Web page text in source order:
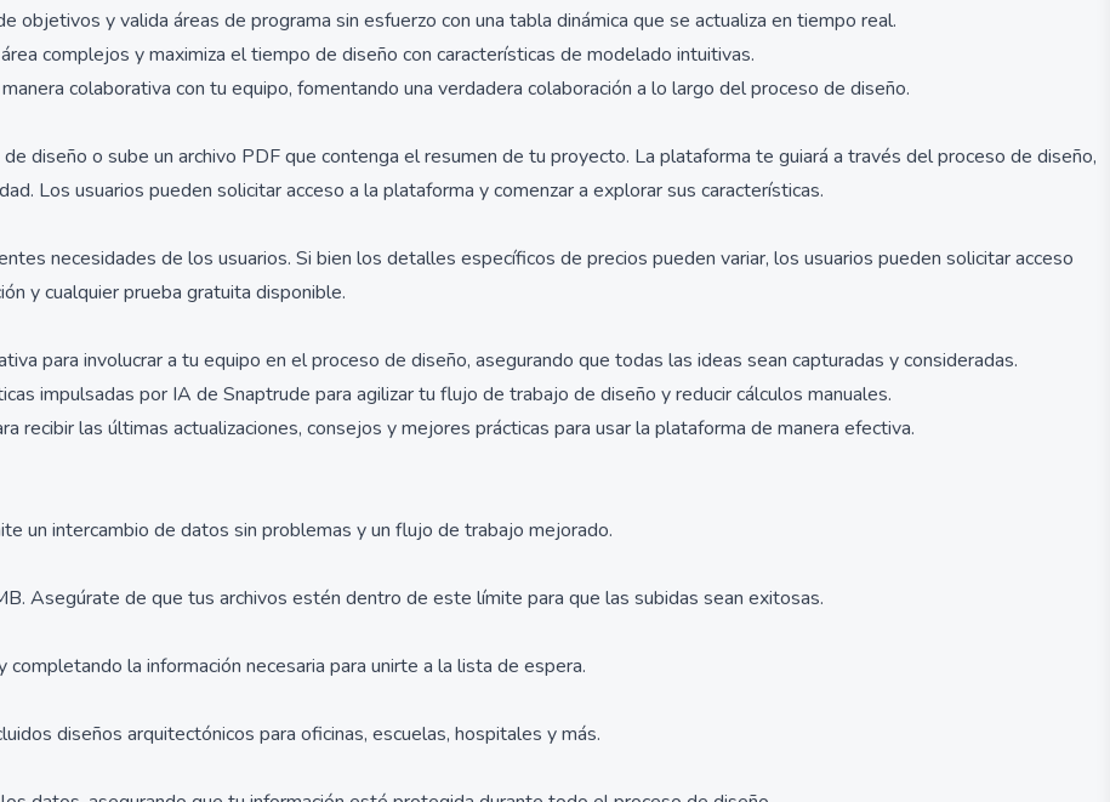
objetivos y valida áreas de programa sin esfuerzo con una tabla dinámica que se actualiza en tiempo real.
complejos y maximiza el tiempo de diseño con características de modelado intuitivas.
colaborativa con tu equipo, fomentando una verdadera colaboración a lo largo del proceso de diseño.
diseño o sube un archivo PDF que contenga el resumen de tu proyecto. La plataforma te guiará a través del proceso de diseño,
Los usuarios pueden solicitar acceso a la plataforma y comenzar a explorar sus características.
necesidades de los usuarios. Si bien los detalles específicos de precios pueden variar, los usuarios pueden solicitar acceso
y cualquier prueba gratuita disponible.
para involucrar a tu equipo en el proceso de diseño, asegurando que todas las ideas sean capturadas y consideradas.
impulsadas por IA de Snaptrude para agilizar tu flujo de trabajo de diseño y reducir cálculos manuales.
recibir las últimas actualizaciones, consejos y mejores prácticas para usar la plataforma de manera efectiva.
un intercambio de datos sin problemas y un flujo de trabajo mejorado.
Asegúrate de que tus archivos estén dentro de este límite para que las subidas sean exitosas.
la información necesaria para unirte a la lista de espera.
diseños arquitectónicos para oficinas, escuelas, hospitales y más.